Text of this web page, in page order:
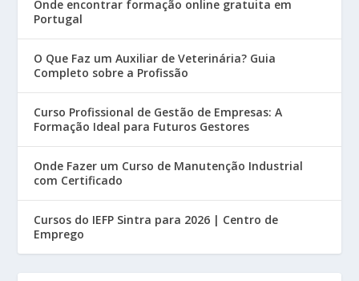
Onde encontrar formação online gratuita em
Portugal
O Que Faz um Auxiliar de Veterinária? Guia
Completo sobre a Profissão
Curso Profissional de Gestão de Empresas: A
Formação Ideal para Futuros Gestores
Onde Fazer um Curso de Manutenção Industrial
com Certificado
Cursos do IEFP Sintra para 2026 | Centro de
Emprego